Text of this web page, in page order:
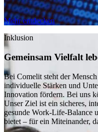
Mehr entdecken
Inklusion
Gemeinsam Vielfalt
Bei Comelit steht der
individuelle Stärken und
Innovation fördern. Bei uns
Unser Ziel ist ein sicheres,
gesunde Work-Life-Balance
bietet – für ein Miteinander,